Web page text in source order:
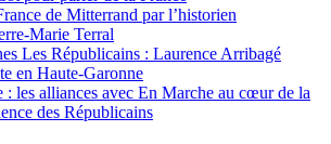
de Mitterrand par l’historien
Marie Terral
Les Républicains : Laurence Arribagé
en Haute-Garonne
: les alliances avec En Marche au cœur de la
des Républicains